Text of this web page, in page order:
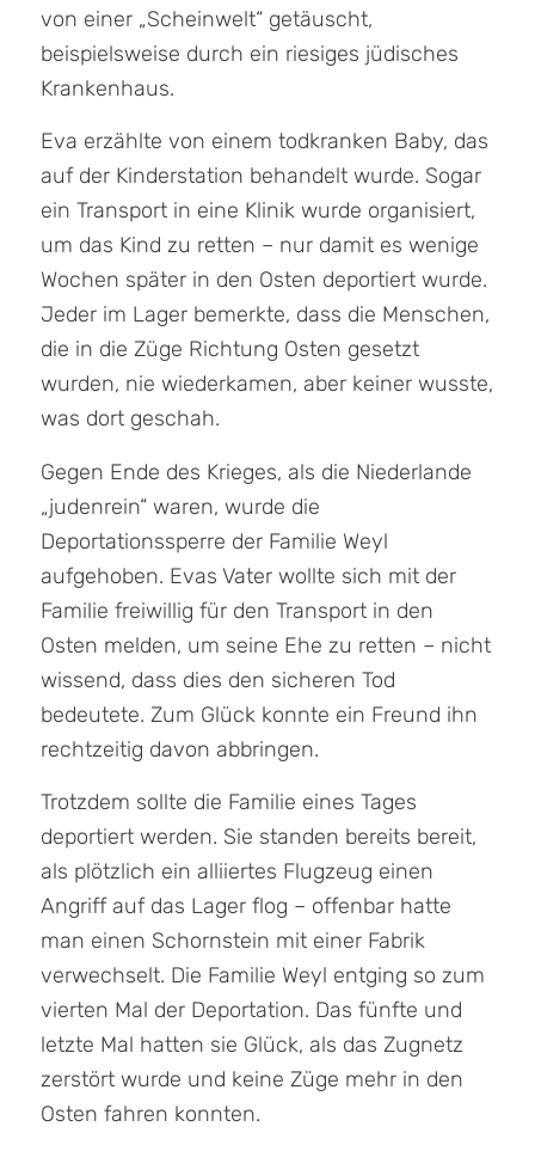
von einer „Scheinwelt“ getäuscht,
beispielsweise durch ein riesiges jüdisches
Krankenhaus.
Eva erzählte von einem todkranken Baby, das
auf der Kinderstation behandelt wurde. Sogar
ein Transport in eine Klinik wurde organisiert,
um das Kind zu retten – nur damit es wenige
Wochen später in den Osten deportiert wurde.
Jeder im Lager bemerkte, dass die Menschen,
die in die Züge Richtung Osten gesetzt
wurden, nie wiederkamen, aber keiner wusste,
was dort geschah.
Gegen Ende des Krieges, als die Niederlande
„judenrein“ waren, wurde die
Deportationssperre der Familie Weyl
aufgehoben. Evas Vater wollte sich mit der
Familie freiwillig für den Transport in den
Osten melden, um seine Ehe zu retten – nicht
wissend, dass dies den sicheren Tod
bedeutete. Zum Glück konnte ein Freund ihn
rechtzeitig davon abbringen.
Trotzdem sollte die Familie eines Tages
deportiert werden. Sie standen bereits bereit,
als plötzlich ein alliiertes Flugzeug einen
Angriff auf das Lager flog – offenbar hatte
man einen Schornstein mit einer Fabrik
verwechselt. Die Familie Weyl entging so zum
vierten Mal der Deportation. Das fünfte und
letzte Mal hatten sie Glück, als das Zugnetz
zerstört wurde und keine Züge mehr in den
Osten fahren konnten.